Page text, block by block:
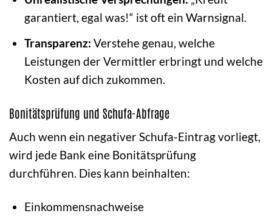
garantiert, egal was!“ ist oft ein Warnsignal.
Transparenz: Verstehe genau, welche
Leistungen der Vermittler erbringt und welche
Kosten auf dich zukommen.
Bonitätsprüfung und Schufa-Abfrage
Auch wenn ein negativer Schufa-Eintrag vorliegt,
wird jede Bank eine Bonitätsprüfung
durchführen. Dies kann beinhalten:
Einkommensnachweise